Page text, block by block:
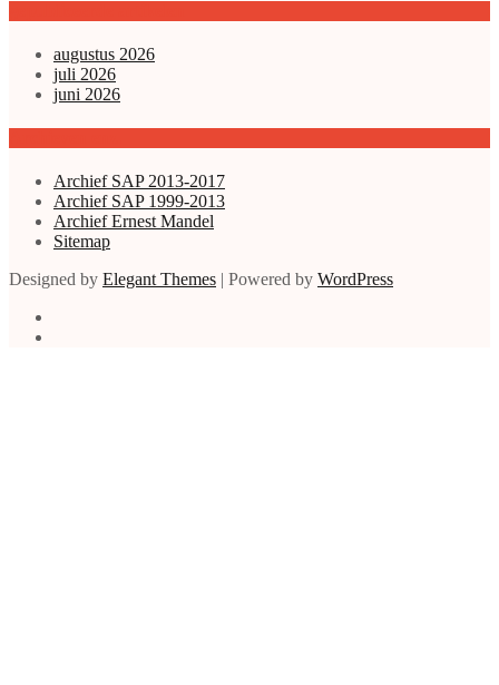
augustus 2026
juli 2026
juni 2026
Archief SAP 2013-2017
Archief SAP 1999-2013
Archief Ernest Mandel
Sitemap
Designed by Elegant Themes | Powered by WordPress